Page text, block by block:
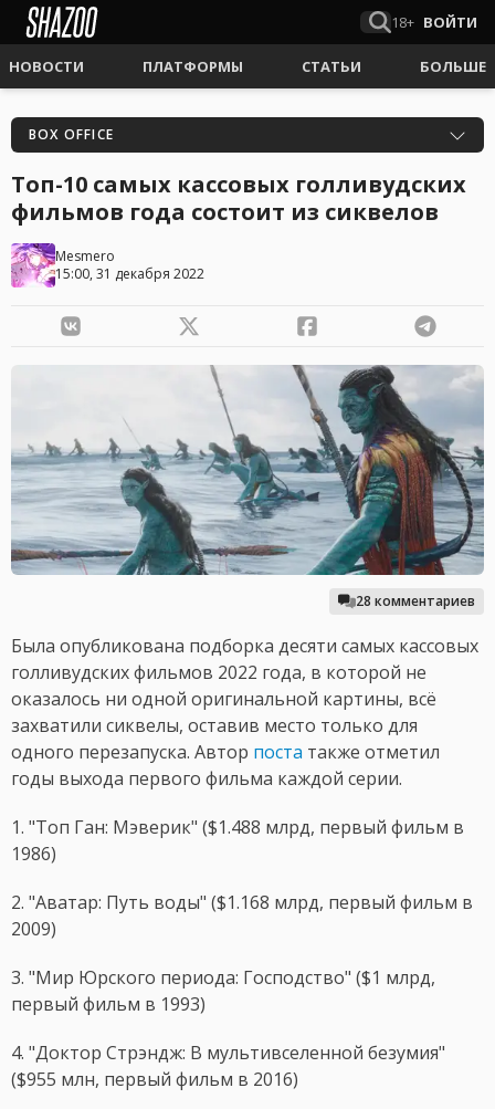
18+ ВОЙТИ
НОВОСТИ ПЛАТФОРМЫ СТАТЬИ БОЛЬШЕ
BOX OFFICE
Топ-10 самых кассовых голливудских
фильмов года состоит из сиквелов
Mesmero
15:00, 31 декабря 2022
28 комментариев
Была опубликована подборка десяти самых кассовых
голливудских фильмов 2022 года, в которой не
оказалось ни одной оригинальной картины, всё
захватили сиквелы, оставив место только для
одного перезапуска. Автор поста также отметил
годы выхода первого фильма каждой серии.
1. "Топ Ган: Мэверик" ($1.488 млрд, первый фильм в
1986)
2. "Аватар: Путь воды" ($1.168 млрд, первый фильм в
2009)
3. "Мир Юрского периода: Господство" ($1 млрд,
первый фильм в 1993)
4. "Доктор Стрэндж: В мультивселенной безумия"
($955 млн, первый фильм в 2016)